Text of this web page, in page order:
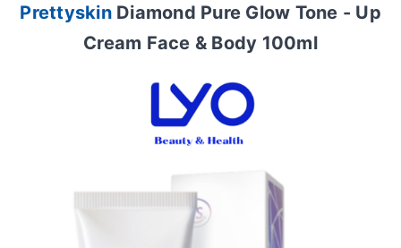
Prettyskin Diamond Pure Glow Tone - Up
Cream Face & Body 100ml